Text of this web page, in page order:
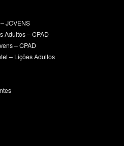
JOVENS
Adultos – CPAD
– CPAD
– Lições Adultos